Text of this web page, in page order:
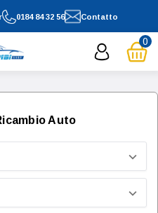
0184 84 32 56 Contatto
0
Auto